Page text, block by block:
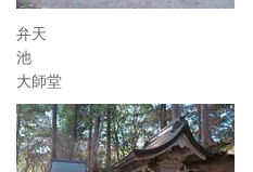
弁天
大師堂